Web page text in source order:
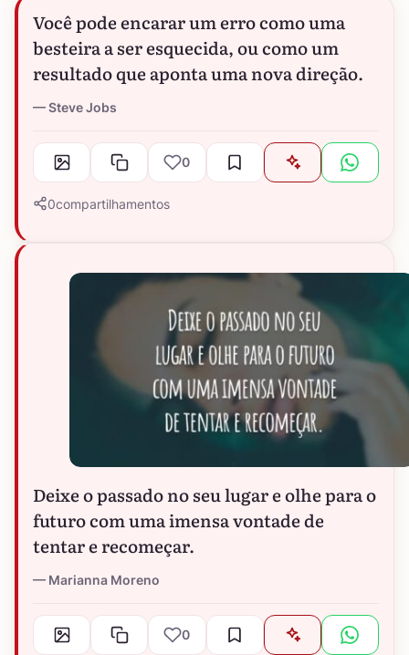
Você pode encarar um erro como uma
besteira a ser esquecida, ou como um
resultado que aponta uma nova direção.
Steve Jobs
0
0compartilhamentos
Deixe o passado no seu lugar e olhe para o
futuro com uma imensa vontade de
tentar e recomeçar.
Marianna Moreno
0